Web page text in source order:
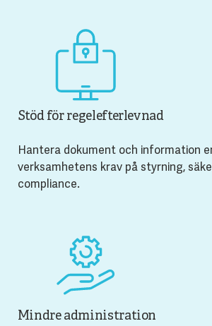
Stöd för regelefterlevnad
Hantera dokument och information
verksamhetens krav på styrning,
compliance.
Mindre administration